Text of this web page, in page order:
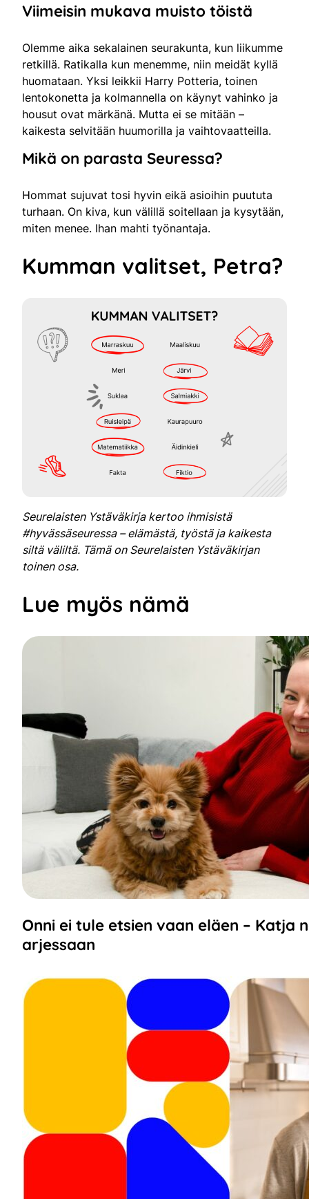
Viimeisin mukava muisto töistä
Olemme aika sekalainen seurakunta, kun liikumme
retkillä. Ratikalla kun menemme, niin meidät kyllä
huomataan. Yksi leikkii Harry Potteria, toinen
lentokonetta ja kolmannella on käynyt vahinko ja
housut ovat märkänä. Mutta ei se mitään –
kaikesta selvitään huumorilla ja vaihtovaatteilla.
Mikä on parasta Seuressa?
Hommat sujuvat tosi hyvin eikä asioihin puututa
turhaan. On kiva, kun välillä soitellaan ja kysytään,
miten menee. Ihan mahti työnantaja.
Kumman valitset, Petra?
Seurelaisten Ystäväkirja kertoo ihmisistä
#hyvässäseuressa – elämästä, työstä ja kaikesta
siltä väliltä. Tämä on Seurelaisten Ystäväkirjan
toinen osa.
Lue myös nämä
Onni ei tule etsien vaan eläen – Katja
arjessaan